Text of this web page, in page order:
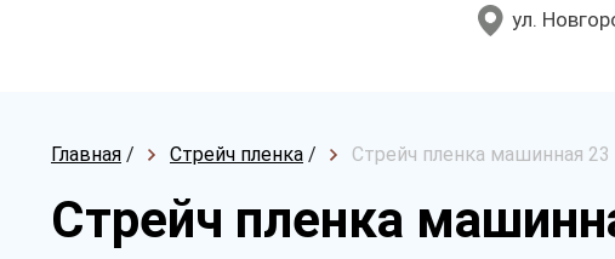
ул.
Главная / Стрейч пленка / Стрейч пленка машинная
Стрейч пленка